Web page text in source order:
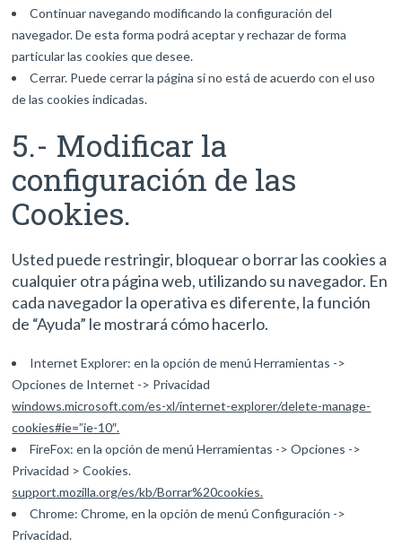
Continuar navegando modificando la configuración del
navegador. De esta forma podrá aceptar y rechazar de forma
particular las cookies que desee.
Cerrar. Puede cerrar la página si no está de acuerdo con el uso
de las cookies indicadas.
5.- Modificar la
configuración de las
Cookies.
Usted puede restringir, bloquear o borrar las cookies a
cualquier otra página web, utilizando su navegador. En
cada navegador la operativa es diferente, la función
de “Ayuda” le mostrará cómo hacerlo.
Internet Explorer: en la opción de menú Herramientas ->
Opciones de Internet -> Privacidad
windows.microsoft.com/es-xl/internet-explorer/delete-manage-
cookies#ie=”ie-10″.
FireFox: en la opción de menú Herramientas -> Opciones ->
Privacidad > Cookies.
support.mozilla.org/es/kb/Borrar%20cookies.
Chrome: Chrome, en la opción de menú Configuración ->
Privacidad.